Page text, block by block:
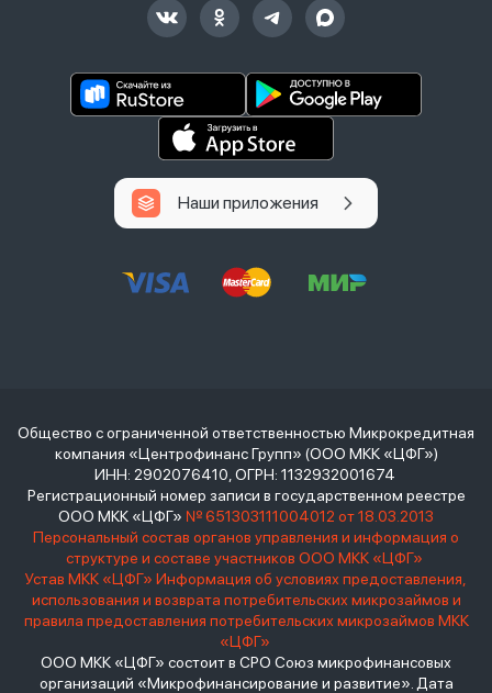
Наши приложения
Общество с ограниченной ответственностью Микрокредитная
компания «Центрофинанс Групп» (ООО МКК «ЦФГ»)
ИНН: 2902076410, ОГРН: 1132932001674
Регистрационный номер записи в государственном реестре
ООО МКК «ЦФГ» № 651303111004012 от 18.03.2013
Персональный состав органов управления и информация о
структуре и составе участников ООО МКК «ЦФГ»
Устав МКК «ЦФГ» Информация об условиях предоставления,
использования и возврата потребительских микрозаймов и
правила предоставления потребительских микрозаймов МКК
«ЦФГ»
ООО МКК «ЦФГ» состоит в СРО Союз микрофинансовых
организаций «Микрофинансирование и развитие». Дата